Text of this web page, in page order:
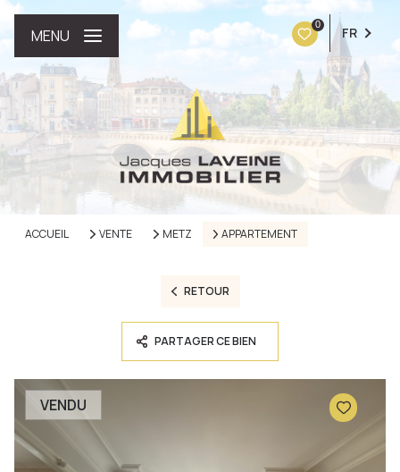
0 FR
MENU
ACCUEIL VENTE METZ APPARTEMENT
RETOUR
PARTAGER CE BIEN
VENDU